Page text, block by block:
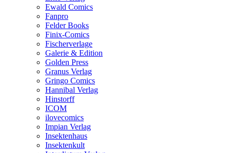
Ewald Comics
Fanpro
Felder Books
Finix-Comics
Fischerverlage
Galerie & Edition
Golden Press
Granus Verlag
Gringo Comics
Hannibal Verlag
Hinstorff
ICOM
ilovecomics
Impian Verlag
Insektenhaus
Insektenkult